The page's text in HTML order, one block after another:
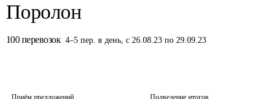
Поролон
100 перевозок 4–5 пер. в день,с 26.08.23 по 29.09.23
Приём предложений
Подведение итогов